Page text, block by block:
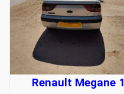
Renault Megane 1